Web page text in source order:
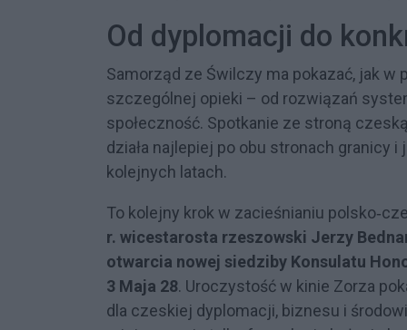
Od dyplomacji do
Samorząd ze Świlczy ma pokazać, jak
szczególnej opieki – od rozwiązań
społeczność. Spotkanie ze stroną
działa najlepiej po obu stronach granicy
kolejnych latach.
To kolejny krok w zacieśnianiu
r. wicestarosta rzeszowski Jerzy
otwarcia nowej siedziby Konsulatu
3 Maja 28. Uroczystość w kinie Zorza
dla czeskiej dyplomacji, biznesu i